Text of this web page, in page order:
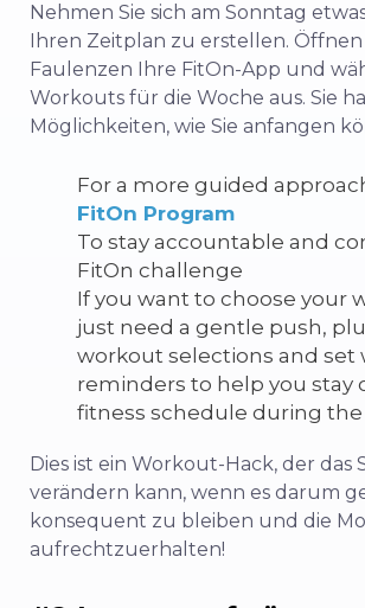
Nehmen Sie sich am Sonntag
Ihren Zeitplan zu erstellen. Öffnen
Faulenzen Ihre FitOn-App und
Workouts für die Woche aus. Sie
Möglichkeiten, wie Sie anfangen
For a more guided
FitOn Program
To stay accountable and
FitOn challenge
If you want to choose your
just need a gentle push,
workout selections and set
reminders to help you stay
fitness schedule during
Dies ist ein Workout-Hack, der das
verändern kann, wenn es darum
konsequent zu bleiben und die
aufrechtzuerhalten!